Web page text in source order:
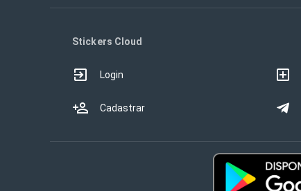
Stickers Cloud
Login
Cadastrar